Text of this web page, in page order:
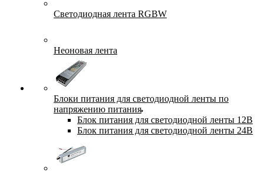
Светодиодная лента RGBW
Неоновая лента
Блоки питания для светодиодной ленты по
напряжению питания
Блок питания для светодиодной ленты 12В
Блок питания для светодиодной ленты 24В